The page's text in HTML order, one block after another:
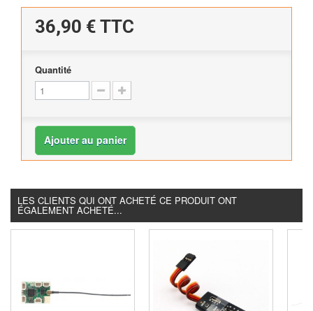
36,90 € TTC
Quantité
Ajouter au panier
LES CLIENTS QUI ONT ACHETÉ CE PRODUIT ONT
ÉGALEMENT ACHETÉ...